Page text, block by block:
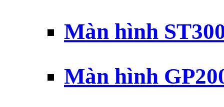
Màn hình
Màn hình